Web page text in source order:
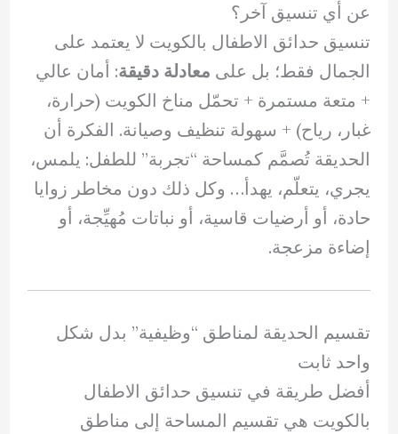
عن أي تنسيق آخر؟
تنسيق حدائق الاطفال بالكويت لا يعتمد على
الجمال فقط؛ بل على معادلة دقيقة: أمان عالي
+ متعة مستمرة + تحمّل مناخ الكويت (حرارة،
غبار، رياح) + سهولة تنظيف وصيانة. الفكرة أن
الحديقة تُصمَّم كمساحة “تجربة” للطفل: يلمس،
يجري، يتعلّم، يهدأ… وكل ذلك دون مخاطر زوايا
حادة، أو أرضيات قاسية، أو نباتات مُهيِّجة، أو
إضاءة مزعجة.
تقسيم الحديقة لمناطق “وظيفية” بدل شكل
واحد ثابت
أفضل طريقة في تنسيق حدائق الاطفال
بالكويت هي تقسيم المساحة إلى مناطق